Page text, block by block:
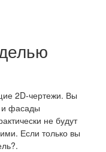
2D-чертежи. Вы
и фасады
не будут
Если только вы